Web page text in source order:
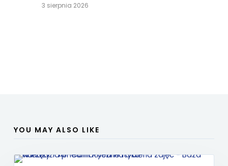
3 sierpnia 2026
YOU MAY ALSO LIKE